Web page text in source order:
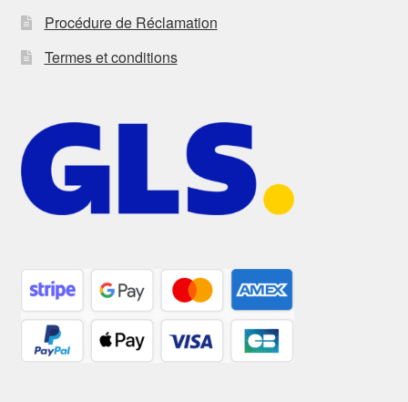
Procédure de Réclamation
Termes et conditions